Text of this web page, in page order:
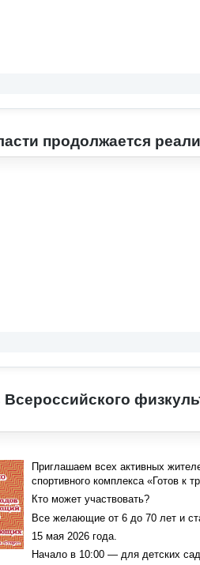
продолжается
Приглашаем всех активных
спортивного комплекса «Готов к
Кто может участвовать?
Все желающие от 6 до 70 лет и
15 мая 2026 года.
Начало в 10:00 — для детских